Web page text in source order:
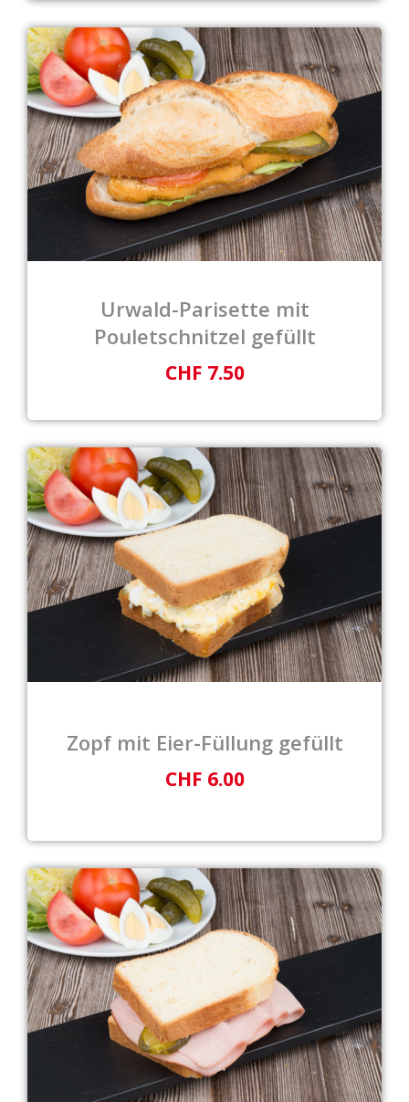
Urwald-Parisette mit
Pouletschnitzel gefüllt
CHF 7.50
Zopf mit Eier-Füllung gefüllt
CHF 6.00